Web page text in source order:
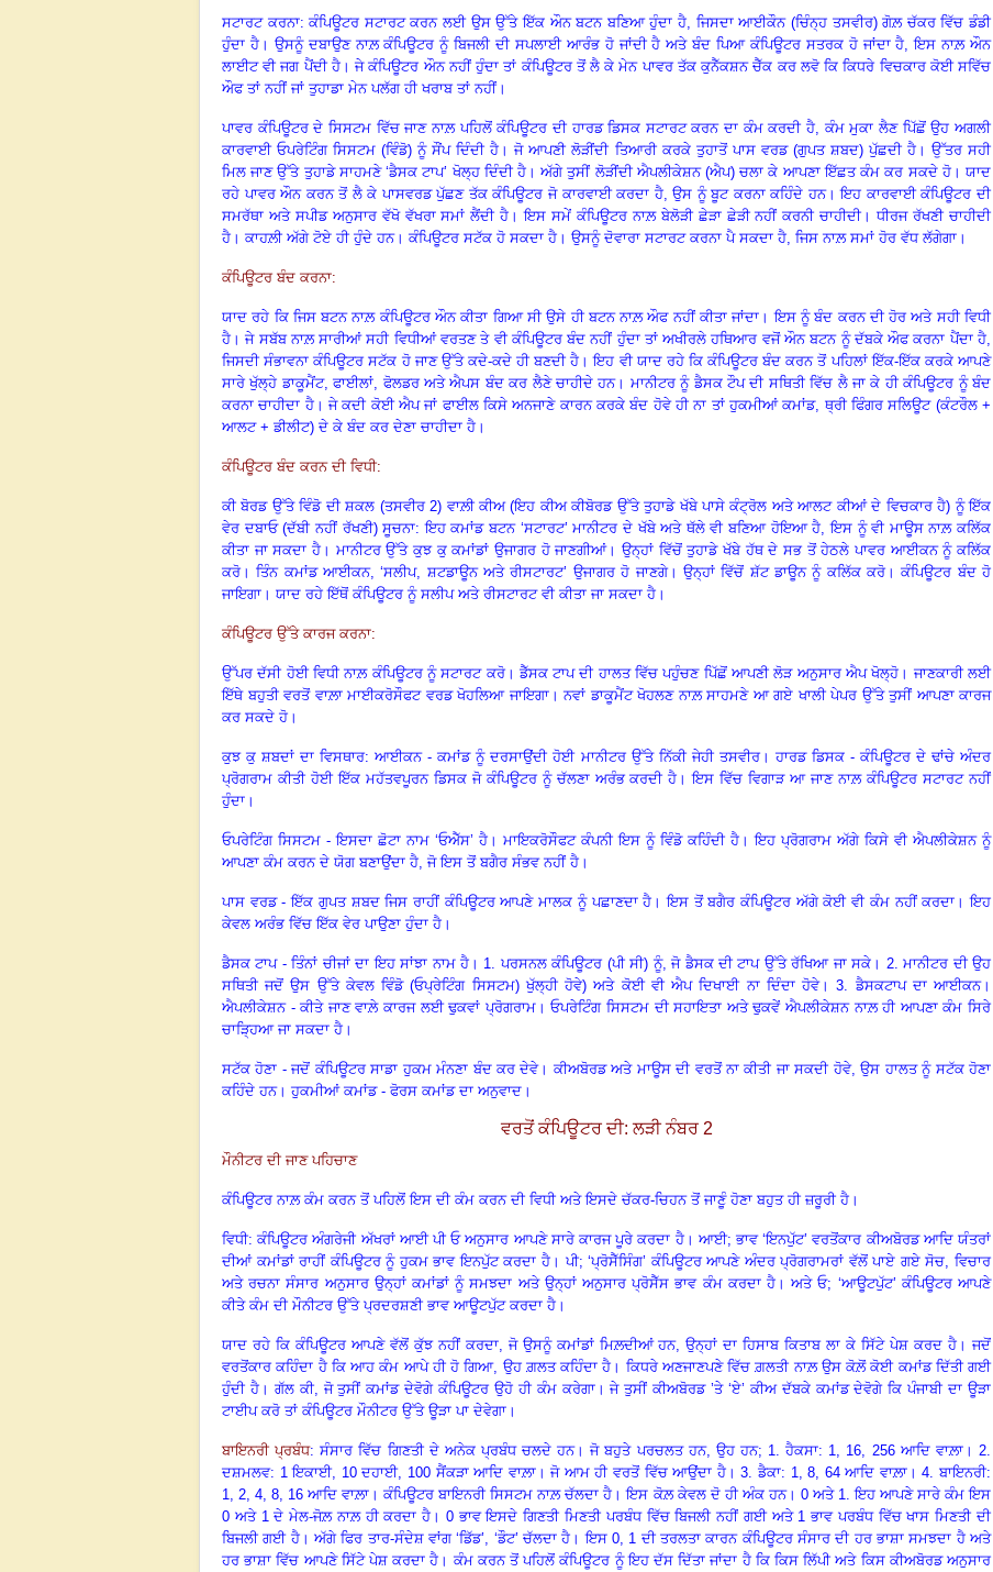
ਸਟਾਰਟ ਕਰਨਾ: ਕੰਪਿਊਟਰ ਸਟਾਰਟ ਕਰਨ ਲਈ ਉਸ ਉੱਤੇ ਇੱਕ ਔਨ ਬਟਨ ਬਣਿਆ ਹੁੰਦਾ ਹੈ ਜਿਸਦਾ ਆਈਕੌਨ (ਚਿੰਨ੍ਹ ਤਸਵੀਰ) ਗੋਲ਼ ਚੱਕਰ ਵਿੱਚ ਡੰਡੀ
ਹੁੰਦਾ ਹੈ। ਉਸਨੂੰ ਦਬਾਉਣ ਨਾਲ਼ ਕੰਪਿਊਟਰ ਨੂੰ ਬਿਜਲੀ ਦੀ ਸਪਲਾਈ ਆਰੰਭ ਹੋ ਜਾਂਦੀ ਹੈ ਅਤੇ ਬੰਦ ਪਿਆ ਕੰਪਿਊਟਰ ਸਤਰਕ ਹੋ ਜਾਂਦਾ ਹੈ ,ਇਸ ਨਾਲ਼ ਔਨ
ਲਾਈਟ ਵੀ ਜਗ ਪੈਂਦੀ ਹੈ। ਜੇ ਕੰਪਿਊਟਰ ਔਨ ਨਹੀਂ ਹੁੰਦਾ ਤਾਂ ਕੰਪਿਊਟਰ ਤੋਂ ਲੈ ਕੇ ਮੇਨ ਪਾਵਰ ਤੱਕ ਕੁਨੈੱਕਸ਼ਨ ਚੈੱਕ ਕਰ ਲਵੋ ਕਿ ਕਿਧਰੇ ਵਿਚਕਾਰ ਕੋਈ ਸਵਿੱਚ
ਔਫ ਤਾਂ ਨਹੀਂ ਜਾਂ ਤੁਹਾਡਾ ਮੇਨ ਪਲੱਗ ਹੀ ਖਰਾਬ ਤਾਂ ਨਹੀਂ।
ਪਾਵਰ ਕੰਪਿਊਟਰ ਦੇ ਸਿਸਟਮ ਵਿੱਚ ਜਾਣ ਨਾਲ਼ ਪਹਿਲੋਂ ਕੰਪਿਊਟਰ ਦੀ ਹਾਰਡ ਡਿਸਕ ਸਟਾਰਟ ਕਰਨ ਦਾ ਕੰਮ ਕਰਦੀ ਹੈ ਕੰਮ ਮੁਕਾ ਲੈਣ ਪਿੱਛੋਂ ਉਹ ਅਗਲੀ
ਕਾਰਵਾਈ ਓਪਰੇਟਿੰਗ ਸਿਸਟਮ (ਵਿੰਡੋ) ਨੂੰ ਸੌਂਪ ਦਿੰਦੀ ਹੈ। ਜੋ ਆਪਣੀ ਲੋੜੀਂਦੀ ਤਿਆਰੀ ਕਰਕੇ ਤੁਹਾਤੋਂ ਪਾਸ ਵਰਡ (ਗੁਪਤ ਸ਼ਬਦ) ਪੁੱਛਦੀ ਹੈ। ਉੱਤਰ ਸਹੀ
ਮਿਲ ਜਾਣ ਉੱਤੇ ਤੁਹਾਡੇ ਸਾਹਮਣੇ ‘ਡੈਸਕ ਟਾਪ’ ਖੋਲ੍ਹ ਦਿੰਦੀ ਹੈ। ਅੱਗੇ ਤੁਸੀਂ ਲੋੜੀਂਦੀ ਐਪਲੀਕੇਸ਼ਨ (ਐਪ) ਚਲਾ ਕੇ ਆਪਣਾ ਇੱਛਤ ਕੰਮ ਕਰ ਸਕਦੇ ਹੋ। ਯਾਦ
ਰਹੇ ਪਾਵਰ ਔਨ ਕਰਨ ਤੋਂ ਲੈ ਕੇ ਪਾਸਵਰਡ ਪੁੱਛਣ ਤੱਕ ਕੰਪਿਊਟਰ ਜੋ ਕਾਰਵਾਈ ਕਰਦਾ ਹੈ,ਉਸ ਨੂੰ ਬੂਟ ਕਰਨਾ ਕਹਿੰਦੇ ਹਨ। ਇਹ ਕਾਰਵਾਈ ਕੰਪਿਊਟਰ ਦੀ
ਸਮਰੱਥਾ ਅਤੇ ਸਪੀਡ ਅਨੁਸਾਰ ਵੱਖੋ ਵੱਖਰਾ ਸਮਾਂ ਲੈਂਦੀ ਹੈ। ਇਸ ਸਮੇਂ ਕੰਪਿਊਟਰ ਨਾਲ਼ ਬੇਲੋੜੀ ਛੇੜਾ ਛੇੜੀ ਨਹੀਂ ਕਰਨੀ ਚਾਹੀਦੀ। ਧੀਰਜ ਰੱਖਣੀ ਚਾਹੀਦੀ
ਹੈ। ਕਾਹਲ਼ੀ ਅੱਗੇ ਟੋਏ ਹੀ ਹੁੰਦੇ ਹਨ। ਕੰਪਿਊਟਰ ਸਟੱਕ ਹੋ ਸਕਦਾ ਹੈ। ਉਸਨੂੰ ਦੋਵਾਰਾ ਸਟਾਰਟ ਕਰਨਾ ਪੈ ਸਕਦਾ ਹੈ ਜਿਸ ਨਾਲ਼ ਸਮਾਂ ਹੋਰ ਵੱਧ ਲੱਗੇਗਾ।
ਕੰਪਿਊਟਰ ਬੰਦ ਕਰਨਾ:
ਯਾਦ ਰਹੇ ਕਿ ਜਿਸ ਬਟਨ ਨਾਲ਼ ਕੰਪਿਊਟਰ ਔਨ ਕੀਤਾ ਗਿਆ ਸੀ ਉਸੇ ਹੀ ਬਟਨ ਨਾਲ਼ ਔਫ ਨਹੀਂ ਕੀਤਾ ਜਾਂਦਾ। ਇਸ ਨੂੰ ਬੰਦ ਕਰਨ ਦੀ ਹੋਰ ਅਤੇ ਸਹੀ ਵਿਧੀ
ਹੈ। ਜੇ ਸਬੱਬ ਨਾਲ਼ ਸਾਰੀਆਂ ਸਹੀ ਵਿਧੀਆਂ ਵਰਤਣ ਤੇ ਵੀ ਕੰਪਿਊਟਰ ਬੰਦ ਨਹੀਂ ਹੁੰਦਾ ਤਾਂ ਅਖੀਰਲੇ ਹਥਿਆਰ ਵਜੋਂ ਔਨ ਬਟਨ ਨੂੰ ਦੱਬਕੇ ਔਫ ਕਰਨਾ ਪੈਂਦਾ ਹੈ
ਜਿਸਦੀ ਸੰਭਾਵਨਾ ਕੰਪਿਊਟਰ ਸਟੱਕ ਹੋ ਜਾਣ ਉੱਤੇ ਕਦੇ-ਕਦੇ ਹੀ ਬਣਦੀ ਹੈ। ਇਹ ਵੀ ਯਾਦ ਰਹੇ ਕਿ ਕੰਪਿਊਟਰ ਬੰਦ ਕਰਨ ਤੋਂ ਪਹਿਲਾਂ ਇੱਕ-ਇੱਕ ਕਰਕੇ ਆਪਣੇ
ਸਾਰੇ ਖੁੱਲ੍ਹੇ ਡਾਕੂਮੈਂਟ,ਫਾਈਲਾਂ ਫੋਲਡਰ ਅਤੇ ਐਪਸ ਬੰਦ ਕਰ ਲੈਣੇ ਚਾਹੀਦੇ ਹਨ। ਮਾਨੀਟਰ ਨੂੰ ਡੈਸਕ ਟੌਪ ਦੀ ਸਥਿਤੀ ਵਿੱਚ ਲੈ ਜਾ ਕੇ ਹੀ ਕੰਪਿਊਟਰ ਨੂੰ ਬੰਦ
ਕਰਨਾ ਚਾਹੀਦਾ ਹੈ। ਜੇ ਕਦੀ ਕੋਈ ਐਪ ਜਾਂ ਫਾਈਲ ਕਿਸੇ ਅਨਜਾਣੇ ਕਾਰਨ ਕਰਕੇ ਬੰਦ ਹੋਵੇ ਹੀ ਨਾ ਤਾਂ ਹੁਕਮੀਆਂ ਕਮਾਂਡ, ਥ੍ਰੀ ਫਿੰਗਰ ਸਲਿਊਟ (ਕੰਟਰੌਲ +
ਆਲਟ + ਡੀਲੀਟ) ਦੇ ਕੇ ਬੰਦ ਕਰ ਦੇਣਾ ਚਾਹੀਦਾ ਹੈ।
ਕੰਪਿਊਟਰ ਬੰਦ ਕਰਨ ਦੀ ਵਿਧੀ:
ਕੀ ਬੋਰਡ ਉੱਤੇ ਵਿੰਡੋ ਦੀ ਸ਼ਕਲ (ਤਸਵੀਰ 2) ਵਾਲ਼ੀ ਕੀਅ (ਇਹ ਕੀਅ ਕੀਬੋਰਡ ਉੱਤੇ ਤੁਹਾਡੇ ਖੱਬੇ ਪਾਸੇ ਕੰਟ੍ਰੋਲ ਅਤੇ ਆਲਟ ਕੀਆਂ ਦੇ ਵਿਚਕਾਰ ਹੈ) ਨੂੰ ਇੱਕ
ਵੇਰ ਦਬਾਓ (ਦੱਬੀ ਨਹੀਂ ਰੱਖਣੀ) ਸੂਚਨਾ: ਇਹ ਕਮਾਂਡ ਬਟਨ ‘ਸਟਾਰਟ’ ਮਾਨੀਟਰ ਦੇ ਖੱਬੇ ਅਤੇ ਥੱਲੇ ਵੀ ਬਣਿਆ ਹੋਇਆ ਹੈ ,ਇਸ ਨੂੰ ਵੀ ਮਾਊਸ ਨਾਲ਼ ਕਲਿੱਕ
ਕੀਤਾ ਜਾ ਸਕਦਾ ਹੈ। ਮਾਨੀਟਰ ਉੱਤੇ ਕੁਝ ਕੁ ਕਮਾਂਡਾਂ ਉਜਾਗਰ ਹੋ ਜਾਣਗੀਆਂ। ਉਨ੍ਹਾਂ ਵਿੱਚੋਂ ਤੁਹਾਡੇ ਖੱਬੇ ਹੱਥ ਦੇ ਸਭ ਤੋਂ ਹੇਠਲੇ ਪਾਵਰ ਆਈਕਨ ਨੂੰ ਕਲਿੱਕ
ਕਰੋ। ਤਿੰਨ ਕਮਾਂਡ ਆਈਕਨ, ‘ਸਲੀਪ, ਸ਼ਟਡਾਊਨ ਅਤੇ ਰੀਸਟਾਰਟ’ ਉਜਾਗਰ ਹੋ ਜਾਣਗੇ। ਉਨ੍ਹਾਂ ਵਿੱਚੋਂ ਸ਼ੱਟ ਡਾਊਨ ਨੂੰ ਕਲਿੱਕ ਕਰੋ। ਕੰਪਿਊਟਰ ਬੰਦ ਹੋ
ਜਾਇਗਾ। ਯਾਦ ਰਹੇ ਇੱਥੋਂ ਕੰਪਿਊਟਰ ਨੂੰ ਸਲੀਪ ਅਤੇ ਰੀਸਟਾਰਟ ਵੀ ਕੀਤਾ ਜਾ ਸਕਦਾ ਹੈ।
ਕੰਪਿਊਟਰ ਉੱਤੇ ਕਾਰਜ ਕਰਨਾ:
ਉੱਪਰ ਦੱਸੀ ਹੋਈ ਵਿਧੀ ਨਾਲ਼ ਕੰਪਿਊਟਰ ਨੂੰ ਸਟਾਰਟ ਕਰੋ। ਡੈੱਸਕ ਟਾਪ ਦੀ ਹਾਲਤ ਵਿੱਚ ਪਹੁੰਚਣ ਪਿੱਛੋਂ ਆਪਣੀ ਲੋੜ ਅਨੁਸਾਰ ਐਪ ਖੋਲ੍ਹੋ। ਜਾਣਕਾਰੀ ਲਈ
ਇੱਥੇ ਬਹੁਤੀ ਵਰਤੋਂ ਵਾਲ਼ਾ ਮਾਈਕਰੋਸੌਫਟ ਵਰਡ ਖੋਹਲਿਆ ਜਾਇਗਾ। ਨਵਾਂ ਡਾਕੂਮੈਂਟ ਖੋਹਲਣ ਨਾਲ਼ ਸਾਹਮਣੇ ਆ ਗਏ ਖਾਲੀ ਪੇਪਰ ਉੱਤੇ ਤੁਸੀਂ ਆਪਣਾ ਕਾਰਜ
ਕਰ ਸਕਦੇ ਹੋ।
ਕੁਝ ਕੁ ਸ਼ਬਦਾਂ ਦਾ ਵਿਸਥਾਰ: ਆਈਕਨ - ਕਮਾਂਡ ਨੂੰ ਦਰਸਾਉਂਦੀ ਹੋਈ ਮਾਨੀਟਰ ਉੱਤੇ ਨਿੱਕੀ ਜੇਹੀ ਤਸਵੀਰ। ਹਾਰਡ ਡਿਸਕ - ਕੰਪਿਊਟਰ ਦੇ ਢਾਂਚੇ ਅੰਦਰ
ਪ੍ਰੋਗਰਾਮ ਕੀਤੀ ਹੋਈ ਇੱਕ ਮਹੱਤਵਪੂਰਨ ਡਿਸਕ ਜੋ ਕੰਪਿਊਟਰ ਨੂੰ ਚੱਲਣਾ ਅਰੰਭ ਕਰਦੀ ਹੈ। ਇਸ ਵਿੱਚ ਵਿਗਾੜ ਆ ਜਾਣ ਨਾਲ਼ ਕੰਪਿਊਟਰ ਸਟਾਰਟ ਨਹੀਂ
ਹੁੰਦਾ।
ਓਪਰੇਟਿੰਗ ਸਿਸਟਮ - ਇਸਦਾ ਛੋਟਾ ਨਾਮ ‘ਓਐੱਸ’ ਹੈ। ਮਾਇਕਰੋਸੌਫਟ ਕੰਪਨੀ ਇਸ ਨੂੰ ਵਿੰਡੋ ਕਹਿੰਦੀ ਹੈ। ਇਹ ਪ੍ਰੋਗਰਾਮ ਅੱਗੇ ਕਿਸੇ ਵੀ ਐਪਲੀਕੇਸ਼ਨ ਨੂੰ
ਆਪਣਾ ਕੰਮ ਕਰਨ ਦੇ ਯੋਗ ਬਣਾਉਂਦਾ ਹੈ, ਜੋ ਇਸ ਤੋਂ ਬਗੈਰ ਸੰਭਵ ਨਹੀਂ ਹੈ।
ਪਾਸ ਵਰਡ - ਇੱਕ ਗੁਪਤ ਸ਼ਬਦ ਜਿਸ ਰਾਹੀਂ ਕੰਪਿਊਟਰ ਆਪਣੇ ਮਾਲਕ ਨੂੰ ਪਛਾਣਦਾ ਹੈ। ਇਸ ਤੋਂ ਬਗੈਰ ਕੰਪਿਊਟਰ ਅੱਗੇ ਕੋਈ ਵੀ ਕੰਮ ਨਹੀਂ ਕਰਦਾ। ਇਹ
ਕੇਵਲ ਅਰੰਭ ਵਿੱਚ ਇੱਕ ਵੇਰ ਪਾਉਣਾ ਹੁੰਦਾ ਹੈ।
ਡੈਸਕ ਟਾਪ - ਤਿੰਨਾਂ ਚੀਜਾਂ ਦਾ ਇਹ ਸਾਂਝਾ ਨਾਮ ਹੈ। 1. ਪਰਸਨਲ ਕੰਪਿਊਟਰ (ਪੀ ਸੀ) ਨੂੰ,ਜੋ ਡੈਸਕ ਦੀ ਟਾਪ ਉੱਤੇ ਰੱਖਿਆ ਜਾ ਸਕੇ। 2. ਮਾਨੀਟਰ ਦੀ ਉਹ
ਸਥਿਤੀ ਜਦੋਂ ਉਸ ਉੱਤੇ ਕੇਵਲ ਵਿੰਡੋ (ਓਪ੍ਰੇਟਿੰਗ ਸਿਸਟਮ) ਖੁੱਲ੍ਹੀ ਹੋਵੇ) ਅਤੇ ਕੋਈ ਵੀ ਐਪ ਦਿਖਾਈ ਨਾ ਦਿੰਦਾ ਹੋਵੇ। 3. ਡੈਸਕਟਾਪ ਦਾ ਆਈਕਨ।
ਐਪਲੀਕੇਸ਼ਨ - ਕੀਤੇ ਜਾਣ ਵਾਲ਼ੇ ਕਾਰਜ ਲਈ ਢੁਕਵਾਂ ਪ੍ਰੋਗਰਾਮ। ਓਪਰੇਟਿੰਗ ਸਿਸਟਮ ਦੀ ਸਹਾਇਤਾ ਅਤੇ ਢੁਕਵੇਂ ਐਪਲੀਕੇਸ਼ਨ ਨਾਲ਼ ਹੀ ਆਪਣਾ ਕੰਮ ਸਿਰੇ
ਚਾੜ੍ਹਿਆ ਜਾ ਸਕਦਾ ਹੈ।
ਸਟੱਕ ਹੋਣਾ - ਜਦੋਂ ਕੰਪਿਊਟਰ ਸਾਡਾ ਹੁਕਮ ਮੰਨਣਾ ਬੰਦ ਕਰ ਦੇਵੇ। ਕੀਅਬੋਰਡ ਅਤੇ ਮਾਊਸ ਦੀ ਵਰਤੋਂ ਨਾ ਕੀਤੀ ਜਾ ਸਕਦੀ ਹੋਵੇ,ਉਸ ਹਾਲਤ ਨੂੰ ਸਟੱਕ ਹੋਣਾ
ਕਹਿੰਦੇ ਹਨ। ਹੁਕਮੀਆਂ ਕਮਾਂਡ - ਫੋਰਸ ਕਮਾਂਡ ਦਾ ਅਨੁਵਾਦ।
ਵਰਤੋਂ ਕੰਪਿਊਟਰ ਦੀ: ਲੜੀ ਨੰਬਰ 2
ਮੌਨੀਟਰ ਦੀ ਜਾਣ ਪਹਿਚਾਣ
ਕੰਪਿਊਟਰ ਨਾਲ਼ ਕੰਮ ਕਰਨ ਤੋਂ ਪਹਿਲੋਂ ਇਸ ਦੀ ਕੰਮ ਕਰਨ ਦੀ ਵਿਧੀ ਅਤੇ ਇਸਦੇ ਚੱਕਰ-ਚਿਹਨ ਤੋਂ ਜਾਣੂੰ ਹੋਣਾ ਬਹੁਤ ਹੀ ਜ਼ਰੂਰੀ ਹੈ।
ਵਿਧੀ: ਕੰਪਿਊਟਰ ਅੰਗਰੇਜੀ ਅੱਖਰਾਂ ਆਈ ਪੀ ਓ ਅਨੁਸਾਰ ਆਪਣੇ ਸਾਰੇ ਕਾਰਜ ਪੂਰੇ ਕਰਦਾ ਹੈ। ਆਈ; ਭਾਵ ‘ਇਨਪੁੱਟ’ ਵਰਤੋਂਕਾਰ ਕੀਅਬੋਰਡ ਆਦਿ ਯੰਤਰਾਂ
ਦੀਆਂ ਕਮਾਂਡਾਂ ਰਾਹੀਂ ਕੰਪਿਊਟਰ ਨੂੰ ਹੁਕਮ ਭਾਵ ਇਨਪੁੱਟ ਕਰਦਾ ਹੈ। ਪੀ; ‘ਪ੍ਰੋਸੈੱਸਿੰਗ’ ਕੰਪਿਊਟਰ ਆਪਣੇ ਅੰਦਰ ਪ੍ਰੋਗਰਾਮਰਾਂ ਵੱਲੋਂ ਪਾਏ ਗਏ ਸੋਚ, ਵਿਚਾਰ
ਅਤੇ ਰਚਨਾ ਸੰਸਾਰ ਅਨੁਸਾਰ ਉਨ੍ਹਾਂ ਕਮਾਂਡਾਂ ਨੂੰ ਸਮਝਦਾ ਅਤੇ ਉਨ੍ਹਾਂ ਅਨੁਸਾਰ ਪ੍ਰੋਸੈੱਸ ਭਾਵ ਕੰਮ ਕਰਦਾ ਹੈ। ਅਤੇ ਓ; ‘ਆਊਟਪੁੱਟ’ ਕੰਪਿਊਟਰ ਆਪਣੇ
ਕੀਤੇ ਕੰਮ ਦੀ ਮੌਨੀਟਰ ਉੱਤੇ ਪ੍ਰਦਰਸ਼ਣੀ ਭਾਵ ਆਊਟਪੁੱਟ ਕਰਦਾ ਹੈ।
ਯਾਦ ਰਹੇ ਕਿ ਕੰਪਿਊਟਰ ਆਪਣੇ ਵੱਲੋਂ ਕੁੱਝ ਨਹੀਂ ਕਰਦਾ, ਜੋ ਉਸਨੂੰ ਕਮਾਂਡਾਂ ਮਿਲ਼ਦੀਆਂ ਹਨ, ਉਨ੍ਹਾਂ ਦਾ ਹਿਸਾਬ ਕਿਤਾਬ ਲਾ ਕੇ ਸਿੱਟੇ ਪੇਸ਼ ਕਰਦ ਹੈ। ਜਦੋਂ
ਵਰਤੋਂਕਾਰ ਕਹਿੰਦਾ ਹੈ ਕਿ ਆਹ ਕੰਮ ਆਪੇ ਹੀ ਹੋ ਗਿਆ, ਉਹ ਗ਼ਲਤ ਕਹਿੰਦਾ ਹੈ। ਕਿਧਰੇ ਅਣਜਾਣਪਣੇ ਵਿੱਚ ਗ਼ਲਤੀ ਨਾਲ਼ ਉਸ ਕੋਲ਼ੋਂ ਕੋਈ ਕਮਾਂਡ ਦਿੱਤੀ ਗਈ
ਹੁੰਦੀ ਹੈ। ਗੱਲ ਕੀ, ਜੋ ਤੁਸੀਂ ਕਮਾਂਡ ਦੇਵੋਗੇ ਕੰਪਿਊਟਰ ਉਹੋ ਹੀ ਕੰਮ ਕਰੇਗਾ। ਜੇ ਤੁਸੀਂ ਕੀਅਬੋਰਡ ’ਤੇ ‘ਏ’ ਕੀਅ ਦੱਬਕੇ ਕਮਾਂਡ ਦੇਵੋਗੇ ਕਿ ਪੰਜਾਬੀ ਦਾ ਊੜਾ
ਟਾਈਪ ਕਰੋ ਤਾਂ ਕੰਪਿਊਟਰ ਮੌਨੀਟਰ ਉੱਤੇ ਊੜਾ ਪਾ ਦੇਵੇਗਾ।
ਬਾਇਨਰੀ ਪ੍ਰਬੰਧ: ਸੰਸਾਰ ਵਿੱਚ ਗਿਣਤੀ ਦੇ ਅਨੇਕ ਪ੍ਰਬੰਧ ਚਲਦੇ ਹਨ। ਜੋ ਬਹੁਤੇ ਪਰਚਲਤ ਹਨ, ਉਹ ਹਨ; 1. ਹੈਕਸਾ: 1, 16, 256 ਆਦਿ ਵਾਲ਼ਾ। 2.
ਦਸ਼ਮਲਵ: 1 ਇਕਾਈ, 10 ਦਹਾਈ, 100 ਸੈਂਕੜਾ ਆਦਿ ਵਾਲ਼ਾ। ਜੋ ਆਮ ਹੀ ਵਰਤੋਂ ਵਿੱਚ ਆਉਂਦਾ ਹੈ। 3. ਡੈਕਾ: 1, 8, 64 ਆਦਿ ਵਾਲ਼ਾ। 4. ਬਾਇਨਰੀ:
1, 2, 4, 8, 16 ਆਦਿ ਵਾਲ਼ਾ। ਕੰਪਿਊਟਰ ਬਾਇਨਰੀ ਸਿਸਟਮ ਨਾਲ਼ ਚੱਲਦਾ ਹੈ। ਇਸ ਕੋਲ਼ ਕੇਵਲ ਦੋ ਹੀ ਅੰਕ ਹਨ। 0 ਅਤੇ 1. ਇਹ ਆਪਣੇ ਸਾਰੇ ਕੰਮ ਇਸ
0 ਅਤੇ 1 ਦੇ ਮੇਲ-ਜੋਲ਼ ਨਾਲ਼ ਹੀ ਕਰਦਾ ਹੈ। 0 ਭਾਵ ਇਸਦੇ ਗਿਣਤੀ ਮਿਣਤੀ ਪਰਬੰਧ ਵਿੱਚ ਬਿਜਲੀ ਨਹੀਂ ਗਈ ਅਤੇ 1 ਭਾਵ ਪਰਬੰਧ ਵਿੱਚ ਖਾਸ ਮਿਣਤੀ ਦੀ
ਬਿਜਲੀ ਗਈ ਹੈ। ਅੱਗੇ ਫਿਰ ਤਾਰ-ਸੰਦੇਸ਼ ਵਾਂਗ ‘ਡਿੱਡ’, ‘ਡੌਟ’ ਚੱਲਦਾ ਹੈ। ਇਸ 0, 1 ਦੀ ਤਰਲਤਾ ਕਾਰਨ ਕੰਪਿਊਟਰ ਸੰਸਾਰ ਦੀ ਹਰ ਭਾਸ਼ਾ ਸਮਝਦਾ ਹੈ ਅਤੇ
ਹਰ ਭਾਸ਼ਾ ਵਿੱਚ ਆਪਣੇ ਸਿੱਟੇ ਪੇਸ਼ ਕਰਦਾ ਹੈ। ਕੰਮ ਕਰਨ ਤੋਂ ਪਹਿਲੋਂ ਕੰਪਿਊਟਰ ਨੂੰ ਇਹ ਦੱਸ ਦਿੱਤਾ ਜਾਂਦਾ ਹੈ ਕਿ ਕਿਸ ਲਿੱਪੀ ਅਤੇ ਕਿਸ ਕੀਅਬੋਰਡ ਅਨੁਸਾਰ